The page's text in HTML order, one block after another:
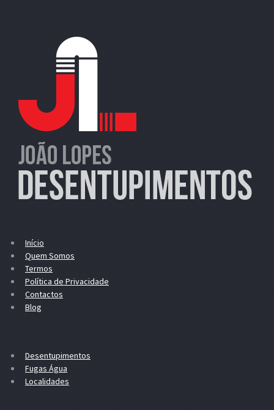
Início
Quem Somos
Termos
Política de Privacidade
Contactos
Blog
Desentupimentos
Fugas Água
Localidades